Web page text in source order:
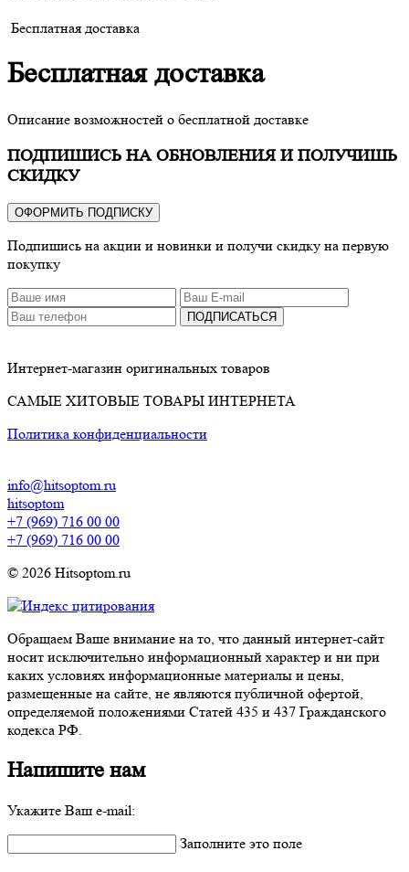
Бесплатная доставка
Бесплатная доставка
Описание возможностей о бесплатной доставке
ПОДПИШИСЬ НА ОБНОВЛЕНИЯ И ПОЛУЧИШЬ
СКИДКУ
ОФОРМИТЬ ПОДПИСКУ
Подпишись на акции и новинки и получи скидку на первую
покупку
ПОДПИСАТЬСЯ
Интернет-магазин оригинальных товаров
САМЫЕ ХИТОВЫЕ ТОВАРЫ ИНТЕРНЕТА
Политика конфиденциальности
info@hitsoptom.ru
hitsoptom
+7 (969) 716 00 00
+7 (969) 716 00 00
© 2026 Hitsoptom.ru
Обращаем Ваше внимание на то, что данный интернет-сайт
носит исключительно информационный характер и ни при
каких условиях информационные материалы и цены,
размещенные на сайте, не являются публичной офертой,
определяемой положениями Статей 435 и 437 Гражданского
кодекса РФ.
Напишите нам
Укажите Ваш e-mail:
Заполните это поле